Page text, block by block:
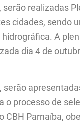
realizadas
cidades, sendo
hidrográfica. A
dia 4 de
serão
o processo de
CBH Parnaíba,